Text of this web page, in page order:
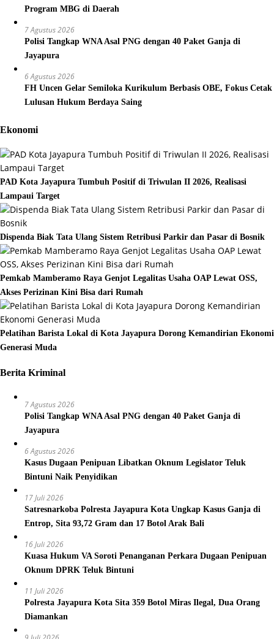
Program MBG di Daerah
7 Agustus 2026
Polisi Tangkap WNA Asal PNG dengan 40 Paket Ganja di
Jayapura
6 Agustus 2026
FH Uncen Gelar Semiloka Kurikulum Berbasis OBE, Fokus Cetak
Lulusan Hukum Berdaya Saing
Ekonomi
PAD Kota Jayapura Tumbuh Positif di Triwulan II 2026, Realisasi
Lampaui Target
Dispenda Biak Tata Ulang Sistem Retribusi Parkir dan Pasar di Bosnik
Pemkab Mamberamo Raya Genjot Legalitas Usaha OAP Lewat OSS,
Akses Perizinan Kini Bisa dari Rumah
Pelatihan Barista Lokal di Kota Jayapura Dorong Kemandirian Ekonomi
Generasi Muda
Berita Kriminal
7 Agustus 2026
Polisi Tangkap WNA Asal PNG dengan 40 Paket Ganja di
Jayapura
6 Agustus 2026
Kasus Dugaan Penipuan Libatkan Oknum Legislator Teluk
Bintuni Naik Penyidikan
17 Juli 2026
Satresnarkoba Polresta Jayapura Kota Ungkap Kasus Ganja di
Entrop, Sita 93,72 Gram dan 17 Botol Arak Bali
16 Juli 2026
Kuasa Hukum VA Soroti Penanganan Perkara Dugaan Penipuan
Oknum DPRK Teluk Bintuni
11 Juli 2026
Polresta Jayapura Kota Sita 359 Botol Miras Ilegal, Dua Orang
Diamankan